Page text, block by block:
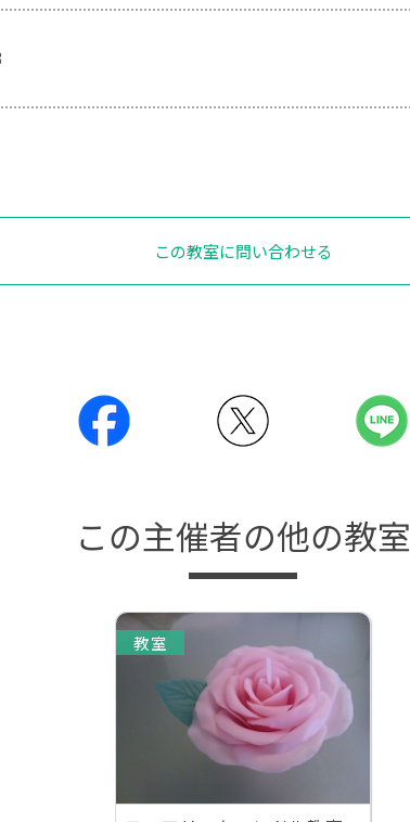
この教室に問い合わせる
この主催者の他の教室
教室